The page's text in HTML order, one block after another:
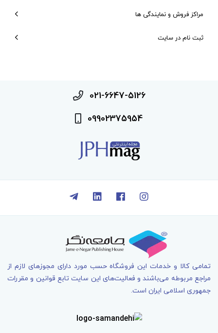
مراکز فروش و نمایندگی ها
ثبت نام در سایت
021-6647-5126
09902375954
تمامی کالا و خدمات اين فروشگاه حسب مورد دارای مجوزهای لازم از
مراجع مربوطه می‌باشند و فعاليت‌های اين سايت تابع قوانين و مقررات
جمهوری اسلامی ايران است.